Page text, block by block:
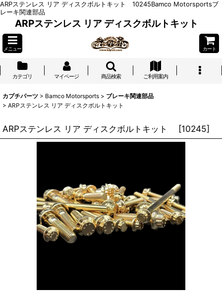
ARPステンレス リア ディスクボルトキット 10245Bamco Motorsportsブ
レーキ関連部品
ARPステンレス リア ディスクボルトキット
メニュー カート
カテゴリ マイページ 商品検索 ご利用案内
カプチパーツ > Bamco Motorsports > ブレーキ関連部品
> ARPステンレス リア ディスクボルトキット
ARPステンレス リア ディスクボルトキット [10245]